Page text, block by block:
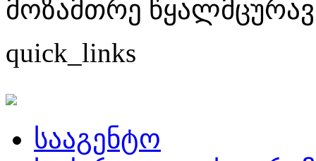
მოზამთრე
quick_links
სააგენტო